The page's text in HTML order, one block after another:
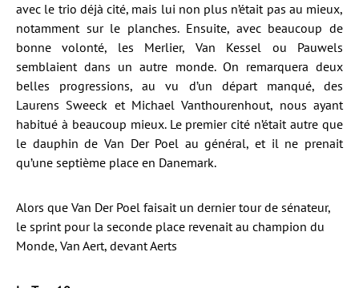
avec le trio déjà cité, mais lui non plus n’était pas au mieux,
notamment sur le planches. Ensuite, avec beaucoup de
bonne volonté, les Merlier, Van Kessel ou Pauwels
semblaient dans un autre monde. On remarquera deux
belles progressions, au vu d’un départ manqué, des
Laurens Sweeck et Michael Vanthourenhout, nous ayant
habitué à beaucoup mieux. Le premier cité n’était autre que
le dauphin de Van Der Poel au général, et il ne prenait
qu’une septième place en Danemark.
Alors que Van Der Poel faisait un dernier tour de sénateur,
le sprint pour la seconde place revenait au champion du
Monde, Van Aert, devant Aerts